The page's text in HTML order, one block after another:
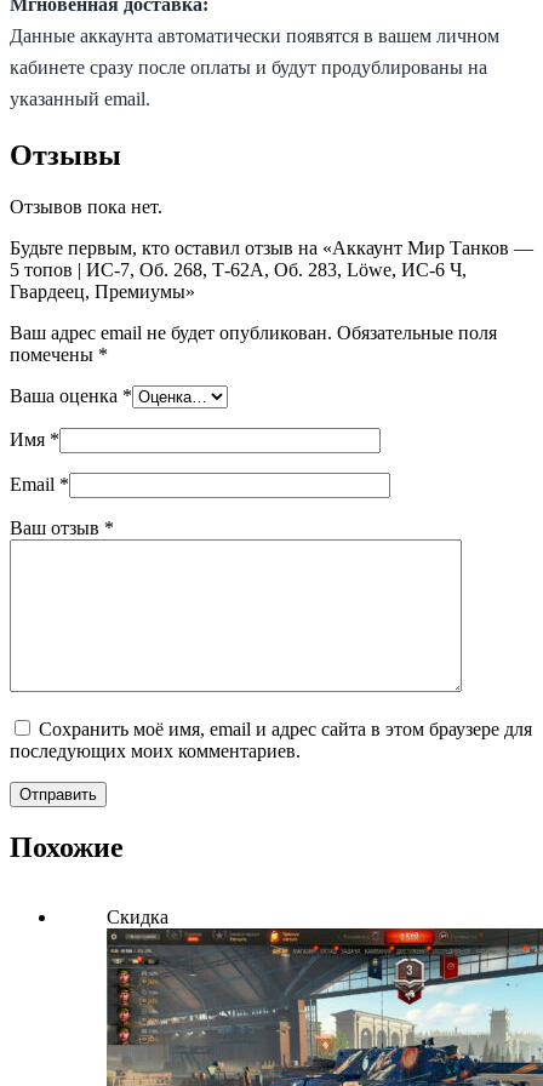
Данные аккаунта автоматически появятся в вашем личном
кабинете сразу после оплаты и будут продублированы на
указанный email.
Отзывы
Отзывов пока нет.
Будьте первым, кто оставил отзыв на «Аккаунт Мир Танков —
5 топов | ИС-7, Об. 268, Т-62А, Об. 283, Löwe, ИС-6 Ч,
Гвардеец, Премиумы»
Ваш адрес email не будет опубликован. Обязательные поля
помечены *
Ваша оценка *
Имя *
Email *
Ваш отзыв *
Сохранить моё имя, email и адрес сайта в этом браузере для
последующих моих комментариев.
Отправить
Похожие
Скидка